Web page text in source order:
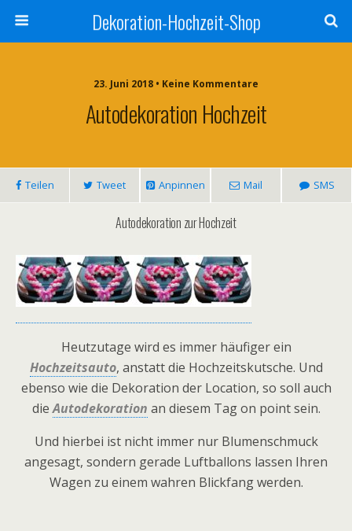
Dekoration-Hochzeit-Shop
23. Juni 2018 • Keine Kommentare
Autodekoration Hochzeit
Teilen Tweet Anpinnen Mail SMS
Autodekoration zur Hochzeit
Heutzutage wird es immer häufiger ein
Hochzeitsauto, anstatt die Hochzeitskutsche. Und
ebenso wie die Dekoration der Location, so soll auch
dieAutodekoration an diesem Tag on point sein.
Und hierbei ist nicht immer nur Blumenschmuck
angesagt, sondern gerade Luftballons lassen Ihren
Wagen zu einem wahren Blickfang werden.